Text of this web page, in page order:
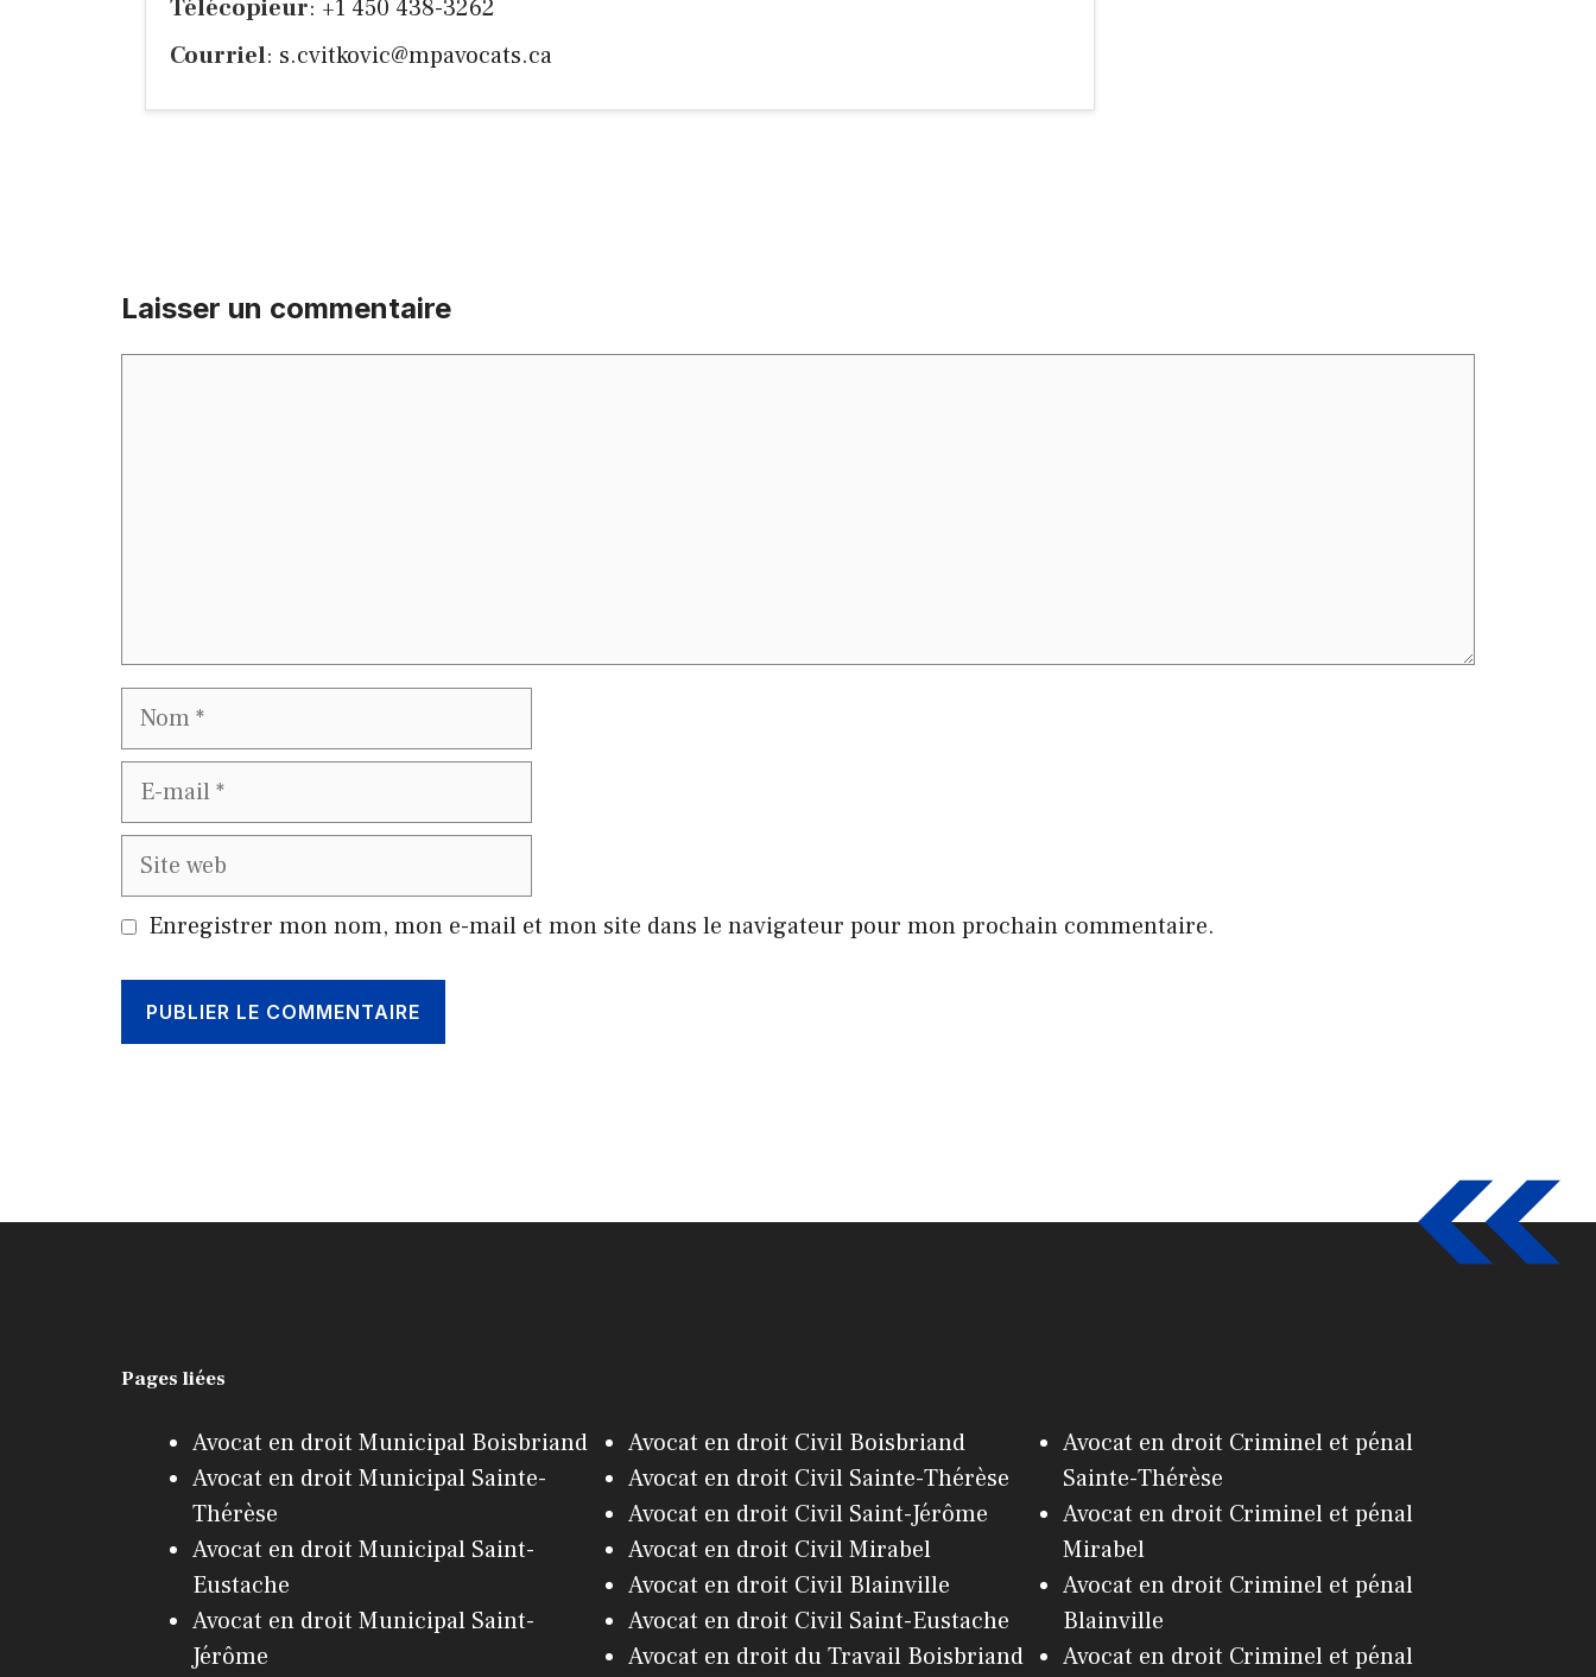
Télécopieur: +1 450 438-3262
Courriel: s.cvitkovic@mpavocats.ca
Laisser un commentaire
Nom
E-
mail
Site
web
Enregistrer mon nom, mon e-mail et mon site dans le navigateur pour mon prochain commentaire.
Pages liées
Avocat en droit Municipal Boisbriand
Avocat en droit Municipal Sainte-
Thérèse
Avocat en droit Municipal Saint-
Eustache
Avocat en droit Municipal Saint-
Jérôme
Avocat en droit Civil Boisbriand
Avocat en droit Civil Sainte-Thérèse
Avocat en droit Civil Saint-Jérôme
Avocat en droit Civil Mirabel
Avocat en droit Civil Blainville
Avocat en droit Civil Saint-Eustache
Avocat en droit du Travail Boisbriand
Avocat en droit Criminel et pénal
Sainte-Thérèse
Avocat en droit Criminel et pénal
Mirabel
Avocat en droit Criminel et pénal
Blainville
Avocat en droit Criminel et pénal